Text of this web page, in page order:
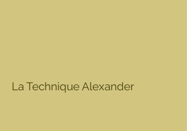
La Technique Alexander